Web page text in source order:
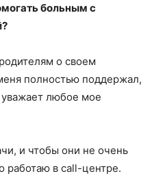
больным с
о своем
полностью поддержал,
любое мое
и чтобы они не очень
работаю в call-центре.